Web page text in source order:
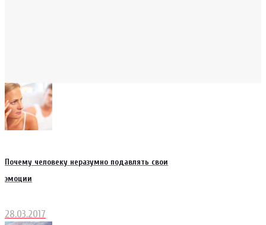
Почему человеку неразумно подавлять свои
эмоции
28.03.2017